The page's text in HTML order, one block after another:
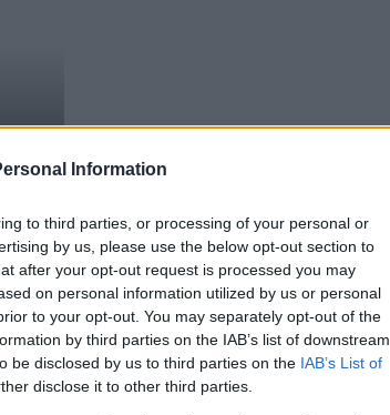
Information
to third parties, or processing of your personal or
by us, please use the below opt-out section to
after your opt-out request is processed you may
on personal information utilized by us or personal
to your opt-out. You may separately opt-out of the
by third parties on the IAB’s list of downstream
be disclosed by us to third parties on the IAB’s List of
disclose it to other third parties.
HÍRLEVÉL
Név